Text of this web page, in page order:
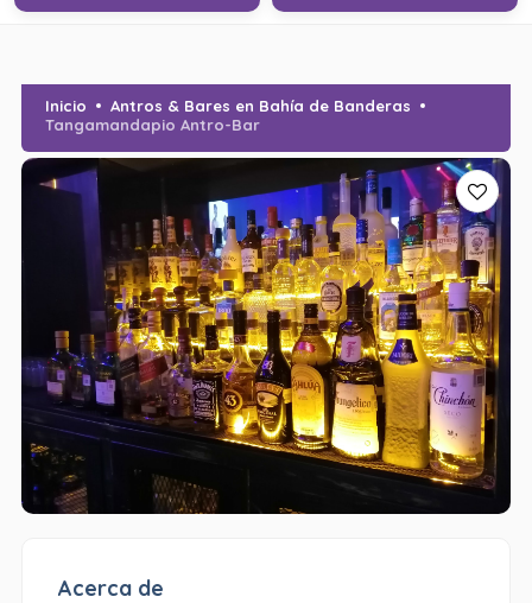
Inicio
Antros & Bares en Bahía de Banderas
Tangamandapio Antro-Bar
Acerca de